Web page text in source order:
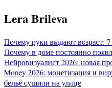
Перейти
к
Lera Brileva
Почему руки выдают возраст:
Почему в доме постоянно
Нейровизуалист 2026: новая
Money 2026: монетизация и
бельё сушили на улице